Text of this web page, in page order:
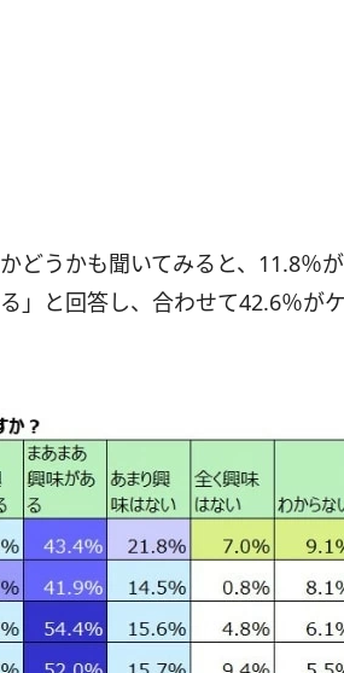
どうかも聞いてみると、11.8％
」と回答し、合わせて42.6％が